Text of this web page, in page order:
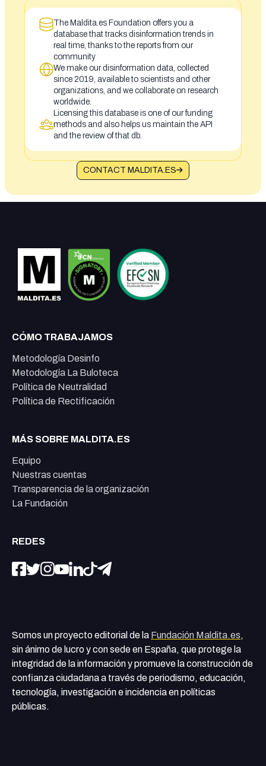
The Maldita.es Foundation offers you a
database that tracks disinformation trends in
real time, thanks to the reports from our
community
We make our disinformation data, collected
since 2019, available to scientists and other
organizations, and we collaborate on research
worldwide.
Licensing this database is one of our funding
methods and also helps us maintain the API
and the review of that db.
CONTACT MALDITA.ES
CÓMO TRABAJAMOS
Metodología Desinfo
Metodología La Buloteca
Política de Neutralidad
Política de Rectificación
MÁS SOBRE MALDITA.ES
Equipo
Nuestras cuentas
Transparencia de la organización
La Fundación
REDES
Somos un proyecto editorial de la Fundación Maldita.es,
sin ánimo de lucro y con sede en España, que protege la
integridad de la información y promueve la construcción de
confianza ciudadana a través de periodismo, educación,
tecnología, investigación e incidencia en políticas
públicas.